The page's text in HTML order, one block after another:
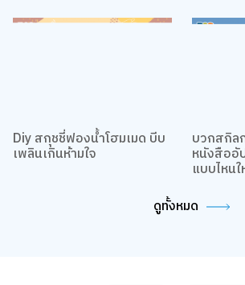
Diy สกุชชี่ฟองน้ำโฮมเมด บีบ บวกสกิล
หนังสืออั
ดูทั้งหมด
เว็บไซต์นี้ใช้คุกกี้
เราใช้คุกกี้เพื่อเพิ่มประสบการณ์ที่ดีในการใช้เว็บไซต์
ตรงกับความสนใจ รวมถึงเพื่อวิเคราะห์การเข้าใช้งาน
นโยบายคุกกี้